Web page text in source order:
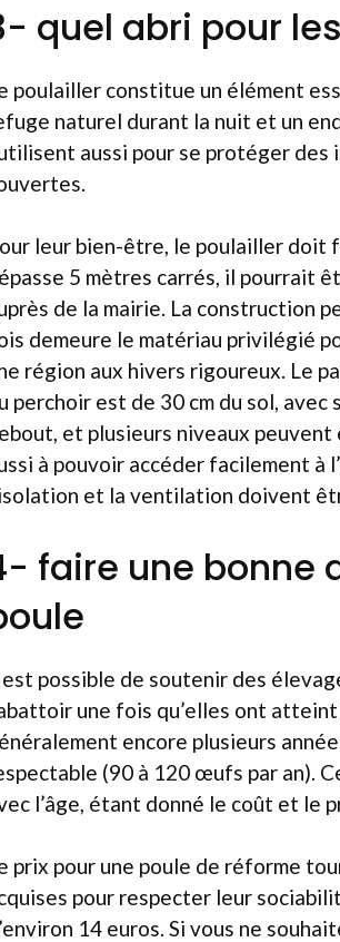
quel abri pour
poulailler constitue un élément
naturel durant la nuit et un
aussi pour se protéger des
leur bien-être, le poulailler doit
5 mètres carrés, il pourrait
de la mairie. La construction
demeure le matériau privilégié
région aux hivers rigoureux. Le
perchoir est de 30 cm du sol, avec
et plusieurs niveaux
à pouvoir accéder facilement à
et la ventilation doivent
faire une bonne
possible de soutenir des
une fois qu’elles ont
encore plusieurs
(90 à 120 œufs par an).
l’âge, étant donné le coût et le
prix pour une poule de réforme
pour respecter leur
14 euros. Si vous ne